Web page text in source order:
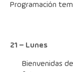
Programación
21 – Lunes
Bienvenidas